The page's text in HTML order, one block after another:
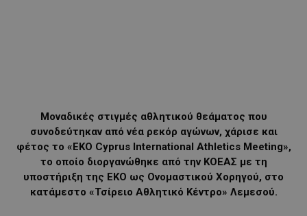
Mοναδικές στιγμές αθλητικού θεάματος που
συνοδεύτηκαν από νέα ρεκόρ αγώνων, χάρισε και
φέτος το «EKO Cyprus International Athletics Meeting»,
το οποίο διοργανώθηκε από την ΚΟΕΑΣ με τη
υποστήριξη της ΕΚΟ ως Ονομαστικού Χορηγού, στο
κατάμεστο «Τσίρειο Αθλητικό Κέντρο» Λεμεσού.